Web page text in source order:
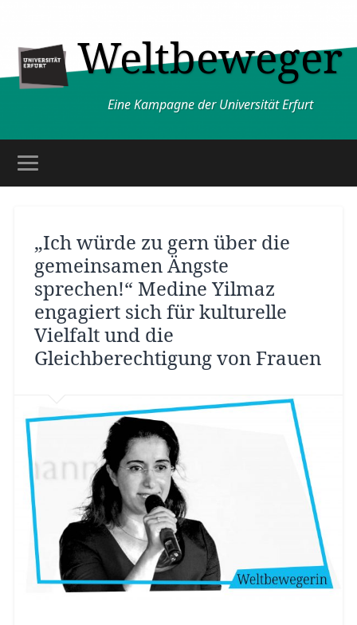
Weltbeweger
Eine Kampagne der Universität Erfurt
„Ich würde zu gern über die
gemeinsamen Ängste
sprechen!“ Medine Yilmaz
engagiert sich für kulturelle
Vielfalt und die
Gleichberechtigung von Frauen